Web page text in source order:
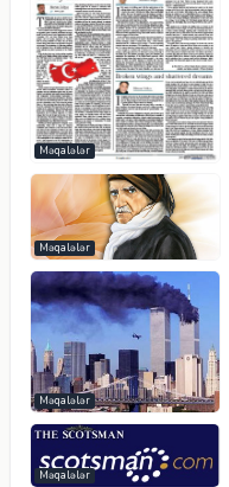
Məqalələr
Məqalələr
Məqalələr
Məqalələr